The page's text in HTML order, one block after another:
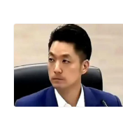
华的保送，选择裸
的学习体系。 比
习方法，并整理了